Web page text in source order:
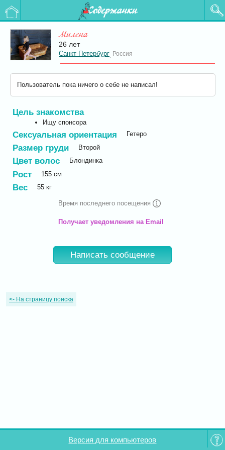
Содержанки
Милена
26 лет
Санкт-Петербург Россия
Пользователь пока ничего о себе не написал!
Цель знакомства
Ищу спонсора
Сексуальная ориентация Гетеро
Размер груди Второй
Цвет волос Блондинка
Рост 155 см
Вес 55 кг
Время последнего посещения
Получает уведомления на Email
Написать сообщение
<- На страницу поиска
Версия для компьютеров